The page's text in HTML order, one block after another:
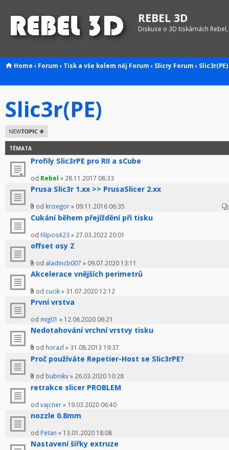
REBEL 3D
Diskuse o 3D tiskárnách
Home ‹ Forum ‹ Tisk a vše kolem něj Forum ‹ Slicry Forum ‹ Slic3r(PE)
Slic3r(PE)
Odeslat nové
téma
TÉMATA
Profily Slic3rPE pro RII a sCube
od Rebel » 28.11.2017 08:33
Prusa Slic3r 1.xx >> PrusaSlicer 2.xx
od kroxigor» 09.11.2016 06:35
Cukání během přejíždění při tisku
od filipos423 » 27.03.2022 20:01
offset osy Z
od aladincb007 » 09.07.2020 13:11
Akcelerace vnějších perimetrů
od cucik» 31.07.2020 12:12
První vrstva
od mig01 » 12.06.2020 06:21
Nedotahování vrchní vrstvy tisku
od horazl » 31.08.2013 19:37
Proč používáte Repetier-Host se Slic3rPE?
od bubnikv» 26.03.2020 10:28
retrakce slicer PROBLEM
od vajcner» 19.03.2020 06:40
nozzle 0.8mm
od Petan » 13.01.2020 18:08
Nastavení šířky extruze